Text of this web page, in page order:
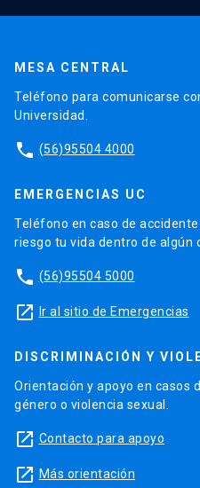
MESA CENTRAL
Teléfono para comunicarse
Universidad.
phone (56)95504 4000
EMERGENCIAS UC
Teléfono en caso de
riesgo tu vida dentro de algún
phone (56)95504 5000
launch Ir al sitio de Emergencias
DISCRIMINACIÓN Y
Orientación y apoyo en casos
género o violencia sexual.
launch Contacto para apoyo
launch Más orientación